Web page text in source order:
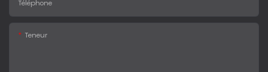
Téléphone
Teneur